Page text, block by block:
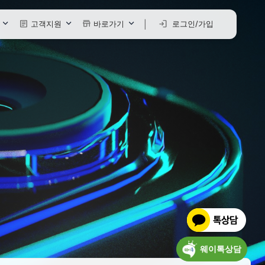
article 고객지원
그램 다운로드
요청서
지원 요청하기
store 바로가기
ASP 파트너
ERP 사장님
사장님 사이트
.NET 소비자
개인 사이트
SUJU 수발주
발주전용 사이트
B2C 쇼핑몰 소비자
웨이톡솔루션 스토어몰
B2C 쇼핑몰 파트너
파트너사 B2B몰
login 로그인/가입
웨이톡상담